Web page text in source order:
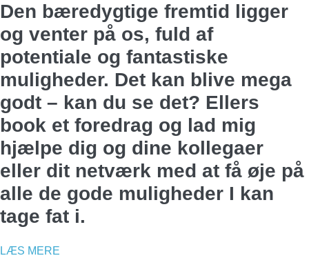
Den bæredygtige fremtid ligger
og venter på os, fuld af
potentiale og fantastiske
muligheder. Det kan blive mega
godt – kan du se det? Ellers
book et foredrag og lad mig
hjælpe dig og dine kollegaer
eller dit netværk med at få øje på
alle de gode muligheder I kan
tage fat i.
LÆS MERE